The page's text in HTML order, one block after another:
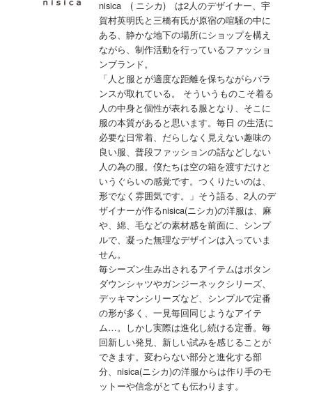
nisica ( ニシカ) は2人のデザイナー、宇
賀村英明氏と三橋有氏が原宿の喧騒の中に
ある、静かな地下の場所にショップを構え
ながら、制作活動を行っているファッショ
ンブランド。
「人と服とが適度な距離を保ちながらバラ
ンスが取れている。 そういうものこそ着る
人の中身と個性が表れる服となり、そこに
服の本質があると思います。毎日 の生活に
必要な日常着、だらしなく見えない趣味の
良い服、普段ファッションの話などしない
人の為の服。僕たちは空の箱を渡すだけと
いうぐらいの感覚です。つくりたいのは、
形でなく雰囲気です。」そう語る、2人のデ
ザイナーが作るnisica(ニシカ)の洋服は、麻
や、綿、毛などの素材感を前面に、シンプ
ルで、凝った無理なデザインは入っていま
せん。
毎シーズン生み出されるアイテムはボタン
ダウンシャツやガンジーネックシリーズ、
デッキマンシリーズなど、シンプルで定番
の形が多く、一見毎回同じようなアイテ
ム…。しかし実際は進化し続ける定番。毎
回新しい発見、新しい試みを感じることが
できます。変わらない部分と進化する部
分、nisica(ニシカ)の洋服からは作り手のモ
ットーや信念がとても伝わります。